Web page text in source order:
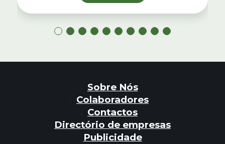
Sobre Nós
Colaboradores
Contactos
Directório de empresas
Publicidade